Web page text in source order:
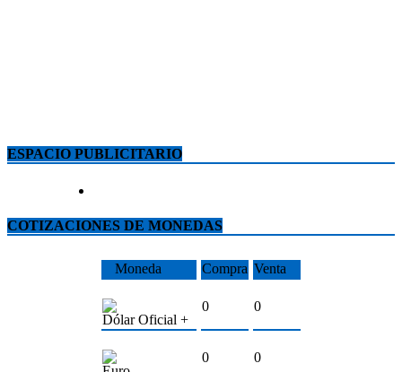
ESPACIO PUBLICITARIO
COTIZACIONES DE MONEDAS
Moneda Compra Venta
Dólar Oficial +
0 0
0 0